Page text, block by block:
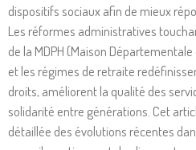
dispositifs sociaux afin de mieux
Les réformes administratives
de la MDPH (Maison
et les régimes de retraite
droits, améliorent la qualité des
solidarité entre générations. Cet
détaillée des évolutions récentes